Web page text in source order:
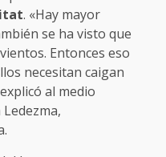
. «Hay mayor
se ha visto que
Entonces eso
necesitan caigan
al medio